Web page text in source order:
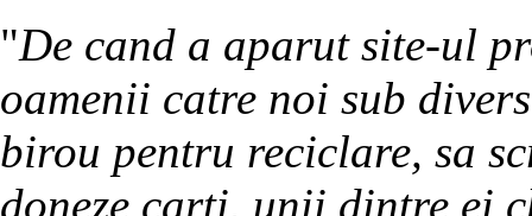
"De cand a aparut site-ul
oamenii catre noi sub
birou pentru reciclare, sa
doneze carti, unii dintre ei